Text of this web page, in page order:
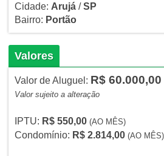
Cidade: Arujá/SP
Bairro: Portão
Valores
Valor de Aluguel: R$ 60.000,00
Valor sujeito a alteração
IPTU: R$ 550,00 (AO MÊS)
Condomínio: R$ 2.814,00 (AO MÊS)